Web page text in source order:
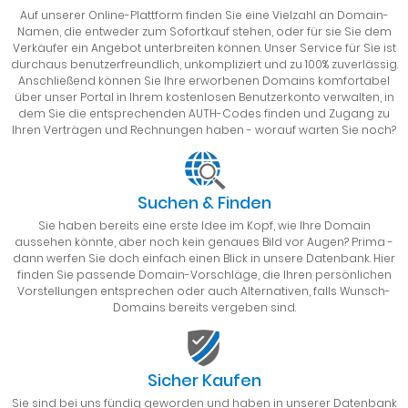
Auf unserer Online-Plattform finden Sie eine Vielzahl an Domain-
Namen, die entweder zum Sofortkauf stehen, oder für sie Sie dem
Verkäufer ein Angebot unterbreiten können. Unser Service für Sie ist
durchaus benutzerfreundlich, unkompliziert und zu 100% zuverlässig.
Anschließend können Sie Ihre erworbenen Domains komfortabel
über unser Portal in Ihrem kostenlosen Benutzerkonto verwalten, in
dem Sie die entsprechenden AUTH-Codes finden und Zugang zu
Ihren Verträgen und Rechnungen haben - worauf warten Sie noch?
Suchen & Finden
Sie haben bereits eine erste Idee im Kopf, wie Ihre Domain
aussehen könnte, aber noch kein genaues Bild vor Augen? Prima -
dann werfen Sie doch einfach einen Blick in unsere Datenbank. Hier
finden Sie passende Domain-Vorschläge, die Ihren persönlichen
Vorstellungen entsprechen oder auch Alternativen, falls Wunsch-
Domains bereits vergeben sind.
Sicher Kaufen
Sie sind bei uns fündig geworden und haben in unserer Datenbank